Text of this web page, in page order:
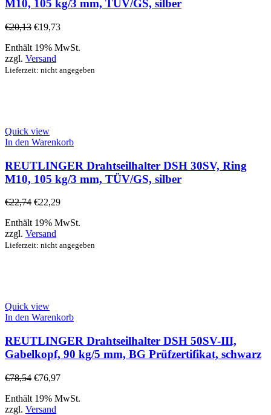
M10, 105 kg/3 mm, TÜV/GS, silber
€20,13 €19,73
Enthält 19% MwSt.
zzgl. Versand
Lieferzeit: nicht angegeben
Quick view
In den Warenkorb
REUTLINGER Drahtseilhalter DSH 30SV, Ring
M10, 105 kg/3 mm, TÜV/GS, silber
€22,74 €22,29
Enthält 19% MwSt.
zzgl. Versand
Lieferzeit: nicht angegeben
Quick view
In den Warenkorb
REUTLINGER Drahtseilhalter DSH 50SV-III,
Gabelkopf, 90 kg/5 mm, BG Prüfzertifikat, schwarz
€78,54 €76,97
Enthält 19% MwSt.
zzgl. Versand